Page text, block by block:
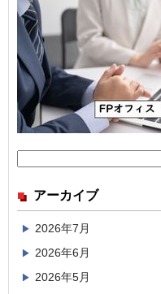
アーカイブ
2026年7月
2026年6月
2026年5月